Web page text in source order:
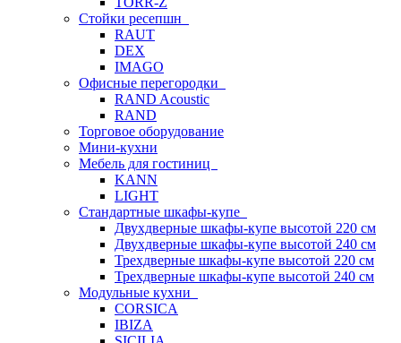
Стойки ресепшн
RAUT
DEX
IMAGO
Офисные перегородки
RAND Acoustic
RAND
Торговое оборудование
Мини-кухни
Мебель для гостиниц
KANN
LIGHT
Стандартные шкафы-купе
Двухдверные шкафы-купе высотой 220 см
Двухдверные шкафы-купе высотой 240 см
Трехдверные шкафы-купе высотой 220 см
Трехдверные шкафы-купе высотой 240 см
Модульные кухни
CORSICA
IBIZA